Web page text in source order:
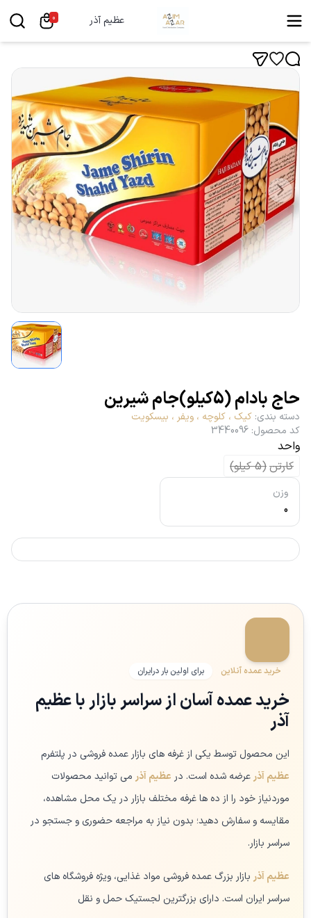
عظیم آذر 0
حاج بادام (5کیلو)جام شیرین
وزن
0
دسته بندی: کیک ، کلوچه ، ویفر ، بیسکویت
کد محصول:
3440096
واحد
کارتن(
5 کیلو)
خرید عمده آنلاین برای اولین بار درایران
خرید عمده آسان از سراسر بازار با عظیم
آذر
این محصول توسط یکی از غرفه های بازار عمده فروشی در پلتفرم
عظیم آذر عرضه شده است. در عظیم آذر می توانید محصولات
موردنیاز خود را از ده ها غرفه مختلف بازار در یک محل مشاهده،
مقایسه و سفارش دهید؛ بدون نیاز به مراجعه حضوری و جستجو در
سراسر بازار.
عظیم آذر بازار بزرگ عمده فروشی مواد غذایی، ویژه فروشگاه های
سراسر ایران است. دارای بزرگترین لجستیک حمل و نقل